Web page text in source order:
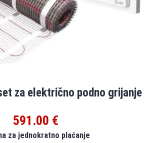
za električno podno grijanje
591.00 €
za jednokratno plaćanje